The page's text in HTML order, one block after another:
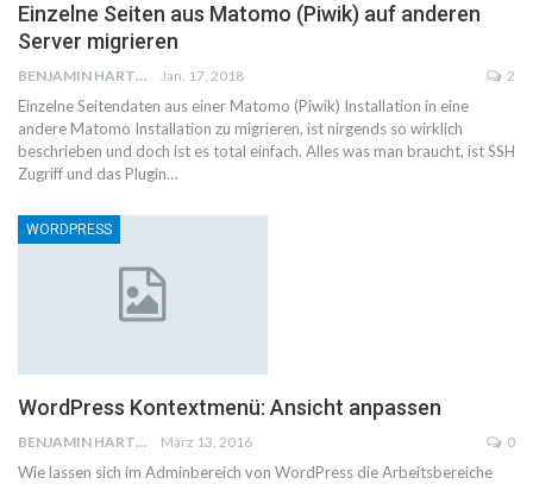
Einzelne Seiten aus Matomo (Piwik) auf anderen
Server migrieren
BENJAMIN HARTWICH Jan. 17, 2018 2
Einzelne Seitendaten aus einer Matomo (Piwik) Installation in eine
andere Matomo Installation zu migrieren, ist nirgends so wirklich
beschrieben und doch ist es total einfach. Alles was man braucht, ist SSH
Zugriff und das Plugin…
WORDPRESS
WordPress Kontextmenü: Ansicht anpassen
BENJAMIN HARTWICH März 13, 2016 0
Wie lassen sich im Adminbereich von WordPress die Arbeitsbereiche